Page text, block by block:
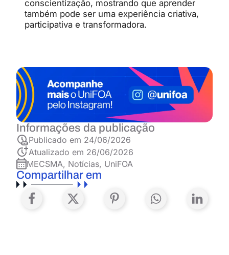
conscientização, mostrando que aprender
também pode ser uma experiência criativa,
participativa e transformadora.
Informações da publicação
Publicado em 24/06/2026
Atualizado em 26/06/2026
MECSMA, Notícias, UniFOA
Compartilhar em